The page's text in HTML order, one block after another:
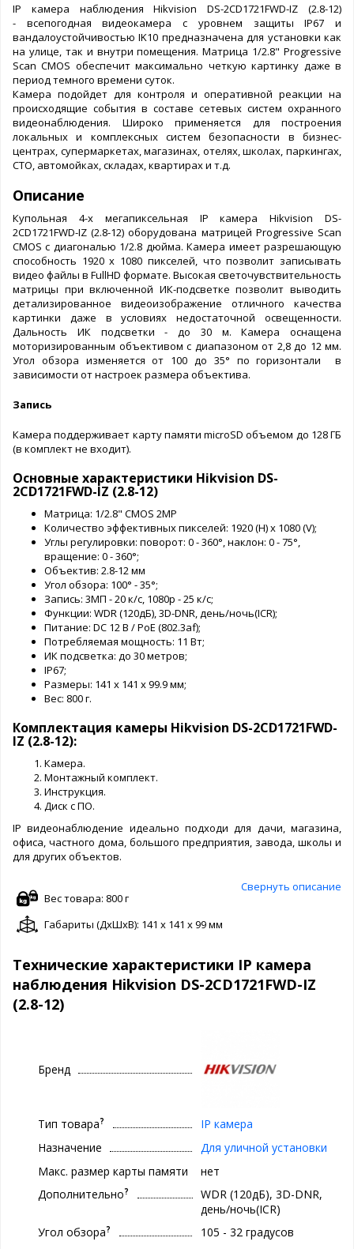
IP камера наблюдения Hikvision DS-2CD1721FWD-IZ (2.8-12)
- всепогодная видеокамера с уровнем защиты IP67 и
вандалоустойчивостью IK10 предназначена для установки как
на улице, так и внутри помещения. Матрица 1/2.8" Progressive
Scan CMOS обеспечит максимально четкую картинку даже в
период темного времени суток.
Камера подойдет для контроля и оперативной реакции на
происходящие события в составе сетевых систем охранного
видеонаблюдения. Широко применяется для построения
локальных и комплексных систем безопасности в бизнес-
центрах, супермаркетах, магазинах, отелях, школах, паркингах,
СТО, автомойках, складах, квартирах и т.д.
Описание
Купольная 4-х мегапиксельная IP камера Hikvision DS-
2CD1721FWD-IZ (2.8-12) оборудована матрицей Progressive Scan
CMOS с диагональю 1/2.8 дюйма. Камера имеет разрешающую
способность 1920 х 1080 пикселей, что позволит записывать
видео файлы в FullHD формате. Высокая светочувствительность
матрицы при включенной ИК-подсветке позволит выводить
детализированное видеоизображение отличного качества
картинки даже в условиях недостаточной освещенности.
Дальность ИК подсветки - до 30 м. Камера оснащена
моторизированным объективом с диапазоном от 2,8 до 12 мм.
Угол обзора изменяется от 100 до 35° по горизонтали в
зависимости от настроек размера объектива.
Запись
Камера поддерживает карту памяти microSD объемом до 128 ГБ
(в комплект не входит).
Основные характеристики Hikvision DS-
2CD1721FWD-IZ (2.8-12)
Матрица: 1/2.8" CMOS 2МР
Количество эффективных пикселей: 1920 (H) x 1080 (V);
Углы регулировки: поворот: 0 - 360°, наклон: 0 - 75°,
вращение: 0 - 360°;
Объектив: 2.8-12 мм
Угол обзора: 100° - 35°;
Запись: 3МП - 20 к/с, 1080p - 25 к/с;
Функции: WDR (120дБ), 3D-DNR, день/ночь(ICR);
Питание: DC 12 В / PоE (802.3af);
Потребляемая мощность: 11 Вт;
ИК подсветка: до 30 метров;
IP67;
Размеры: 141 х 141 х 99.9 мм;
Вес: 800 г.
Комплектация камеры Hikvision DS-2CD1721FWD-
IZ (2.8-12):
Камера.
Монтажный комплект.
Инструкция.
Диск с ПО.
IP видеонаблюдение идеально подходи для дачи, магазина,
офиса, частного дома, большого предприятия, завода, школы и
для других объектов.
Свернуть описание
Вес товара: 800 г
Габариты (ДxШxВ): 141 x 141 x 99 мм
Технические характеристики IP камера
наблюдения Hikvision DS-2CD1721FWD-IZ
(2.8-12)
Бренд
Тип товара?
IP камера
Назначение
Для уличной установки
Макс. размер карты памяти
нет
Дополнительно?
WDR (120дБ), 3D-DNR,
день/ночь(ICR)
Угол обзора?
105 - 32 градусов